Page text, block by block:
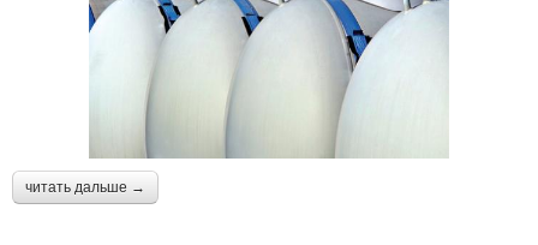
читать дальше →